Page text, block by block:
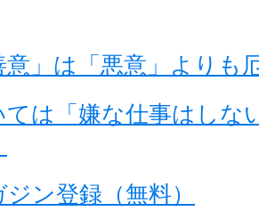
意」は「悪意」よりも
は「嫌な仕事はしな
ン登録（無料）